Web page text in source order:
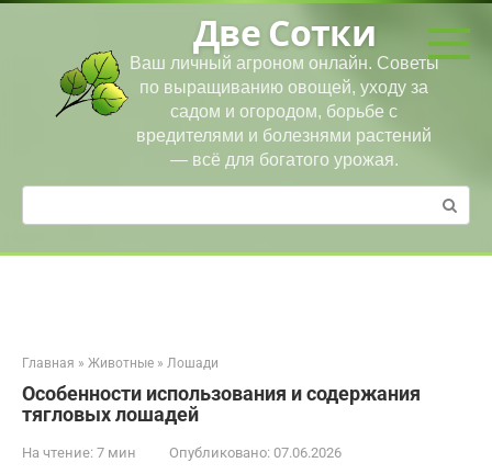
Перейти
Две Сотки
Ваш личный агроном онлайн. Советы
по выращиванию овощей, уходу за
садом и огородом, борьбе с
вредителями и болезнями растений
— всё для богатого урожая.
Поиск:
Главная » Животные » Лошади
Особенности использования и содержания
тягловых лошадей
На чтение: 7 мин Опубликовано: 07.06.2026